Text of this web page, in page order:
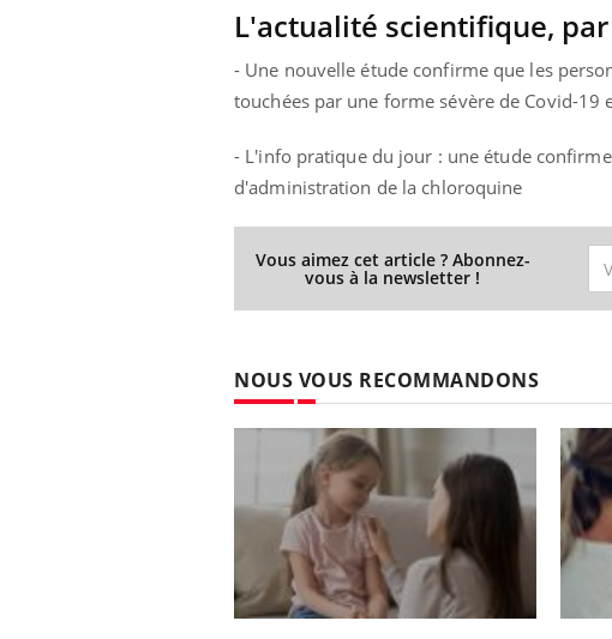
L'actualité scientifique,
- Une nouvelle étude confirme que les
touchées par une forme sévère de Covid-
- L'info pratique du jour : une étude
d'administration de la chloroquine
Vous aimez cet article ? Abonnez-
vous à la newsletter !
NOUS VOUS RECOMMANDONS
soleil, activités en plein air… Nos mains